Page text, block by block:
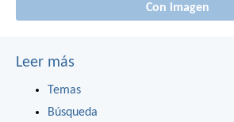
Con imagen
Leer más
Temas
Búsqueda